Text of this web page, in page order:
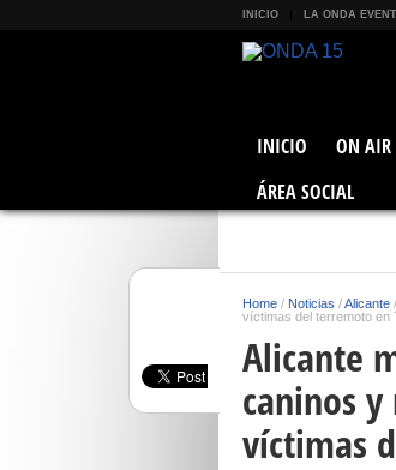
INICIO LA ONDA
INICIO ON AIR
ÁREA SOCIAL
Home / Noticias /Alicante /
víctimas del terremoto en
Alicante
caninos
víctimas